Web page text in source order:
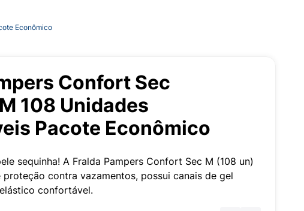
Econômico
Confort Sec
108 Unidades
Pacote Econômico
sequinha! A Fralda Pampers Confort Sec M (108 un)
proteção contra vazamentos, possui canais de gel
confortável.